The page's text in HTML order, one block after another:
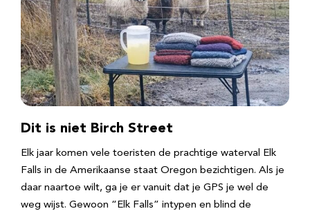
Dit is niet Birch Street
Elk jaar komen vele toeristen de prachtige waterval Elk
Falls in de Amerikaanse staat Oregon bezichtigen. Als je
daar naartoe wilt, ga je er vanuit dat je GPS je wel de
weg wijst. Gewoon “Elk Falls” intypen en blind de